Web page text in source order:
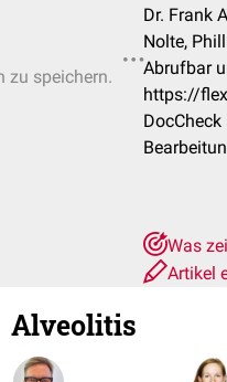
zu speichern.
Dr. Frank
Nolte,
Abrufbar
https://
Was
Artikel
Alveolitis